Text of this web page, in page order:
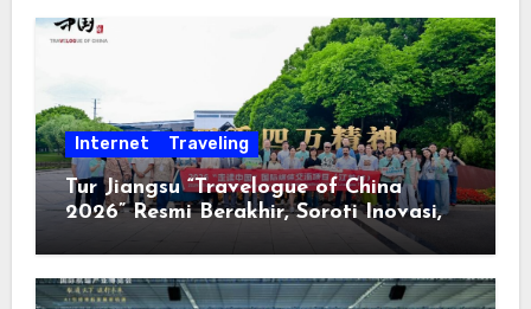
Internet Traveling
Tur Jiangsu “Travelogue of China
2026” Resmi Berakhir, Soroti Inovasi,
Keterbukaan, dan Pembangunan